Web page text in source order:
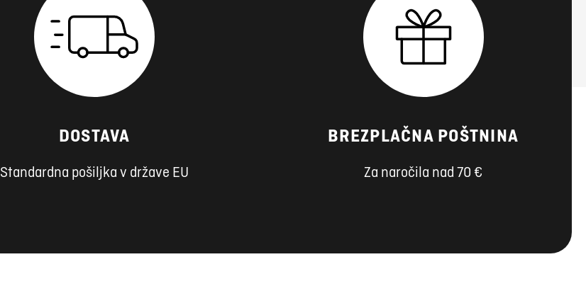
DOSTAVA
Standardna pošiljka v države EU
BREZPLAČNA POŠTNINA
Za naročila nad 70 €